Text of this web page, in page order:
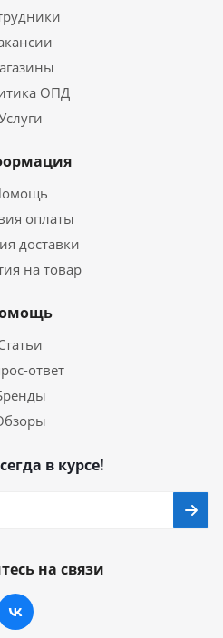
ОПД
оплаты
доставки
на товар
ответ
в курсе!
на связи